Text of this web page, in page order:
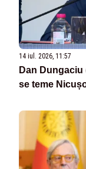
14 iul. 2026, 11:57
Dan
se teme